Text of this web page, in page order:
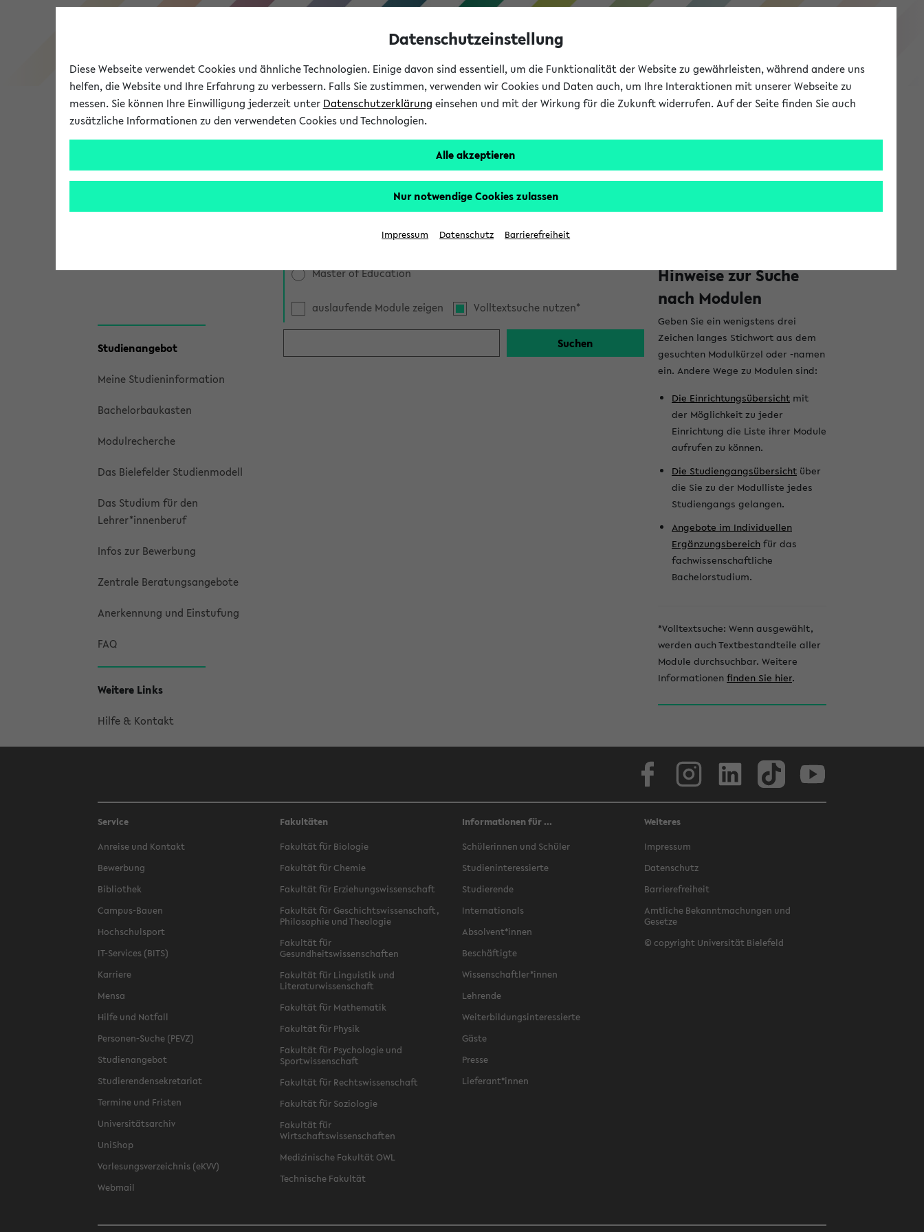
Studieninformation
Universität Forschung Studium
Studienangebot
Meine Studieninformation
Bachelorbaukasten
Modulrecherche
Das Bielefelder Studienmodell
Das Studium für den
Lehrer*innenberuf
Infos zur Bewerbung
Zentrale Beratungsangebote
Anerkennung und Einstufung
FAQ
Weitere Links
Hilfe & Kontakt
Modulrecherche
Filtern
Master of Education
auslaufende Module zeigen Volltextsuche nutzen*
S
i
Meine gemerkten
Hinweise zur Suche
nach Modulen
Geben Sie ein wenigstens drei
Zeichen langes Stichwort aus dem
gesuchten Modulkürzel oder -namen
ein. Andere Wege zu Modulen sind:
Die Einrichtungsübersicht mit
der Möglichkeit zu jeder
Einrichtung die Liste ihrer Module
aufrufen zu können.
Die Studiengangsübersicht über
die Sie zu der Modulliste jedes
Studiengangs gelangen.
Angebote im Individuellen
Ergänzungsbereich für das
fachwissenschaftliche
Bachelorstudium.
*Volltextsuche: Wenn ausgewählt,
werden auch Textbestandteile aller
Module durchsuchbar. Weitere
Informationen finden Sie hier.
Service
Anreise und Kontakt
Bewerbung
Bibliothek
Campus-Bauen
Hochschulsport
IT-Services (BITS)
Karriere
Mensa
Hilfe und Notfall
Personen-Suche (PEVZ)
Studienangebot
Studierendensekretariat
Termine und Fristen
Universitätsarchiv
UniShop
Vorlesungsverzeichnis (eKVV)
Webmail
Fakultäten
Fakultät für Biologie
Fakultät für Chemie
Fakultät für Erziehungswissenschaft
Fakultät für Geschichtswissenschaft,
Philosophie und Theologie
Fakultät für
Gesundheitswissenschaften
Fakultät für Linguistik und
Literaturwissenschaft
Fakultät für Mathematik
Fakultät für Physik
Fakultät für Psychologie und
Sportwissenschaft
Fakultät für Rechtswissenschaft
Fakultät für Soziologie
Fakultät für
Wirtschaftswissenschaften
Medizinische Fakultät OWL
Technische Fakultät
Informationen für ...
Schülerinnen und Schüler
Studieninteressierte
Studierende
Internationals
Absolvent*innen
Beschäftigte
Wissenschaftler*innen
Lehrende
Weiterbildungsinteressierte
Gäste
Presse
Lieferant*innen
Weiteres
Impressum
Datenschutz
Barrierefreiheit
Amtliche Bekanntmachungen und
Gesetze
© copyright Universität Bielefeld
Datenschutzeinstellung
Diese Webseite verwendet Cookies und ähnliche Technologien. Einige davon sind essentiell, um die Funktionalität der Website zu gewährleisten, während andere uns
helfen, die Website und Ihre Erfahrung zu verbessern. Falls Sie zustimmen, verwenden wir Cookies und Daten auch, um Ihre Interaktionen mit unserer Webseite zu
messen. Sie können Ihre Einwilligung jederzeit unter Datenschutzerklärung einsehen und mit der Wirkung für die Zukunft widerrufen. Auf der Seite finden Sie auch
zusätzliche Informationen zu den verwendeten Cookies und Technologien.
Alle akzeptieren
Nur notwendige Cookies zulassen
Impressum Datenschutz Barrierefreiheit